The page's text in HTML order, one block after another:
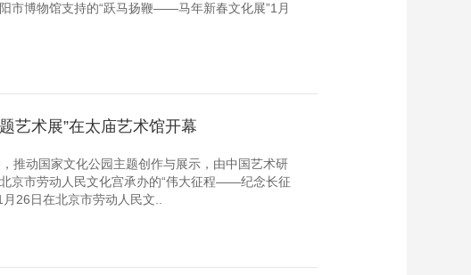
市博物馆支持的“跃马扬鞭——马年新春文化展”1月
艺术展”在太庙艺术馆开幕
推动国家文化公园主题创作与展示，由中国艺术研
京市劳动人民文化宫承办的“伟大征程——纪念长征
26日在北京市劳动人民文..